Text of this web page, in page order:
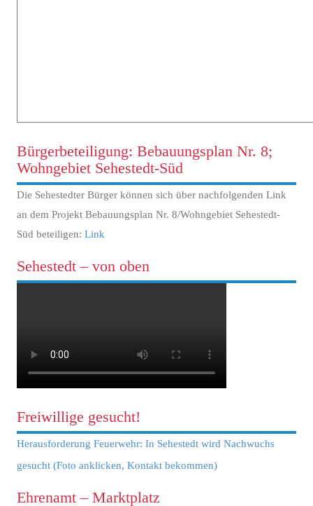
Bürgerbeteiligung: Bebauungsplan Nr. 8;
Wohngebiet Sehestedt-Süd
Die Sehestedter Bürger können sich über nachfolgenden Link
an dem Projekt Bebauungsplan Nr. 8/Wohngebiet Sehestedt-
Süd beteiligen: Link
Sehestedt – von oben
Freiwillige gesucht!
Herausforderung Feuerwehr: In Sehestedt wird Nachwuchs
gesucht (Foto anklicken, Kontakt bekommen)
Ehrenamt – Marktplatz